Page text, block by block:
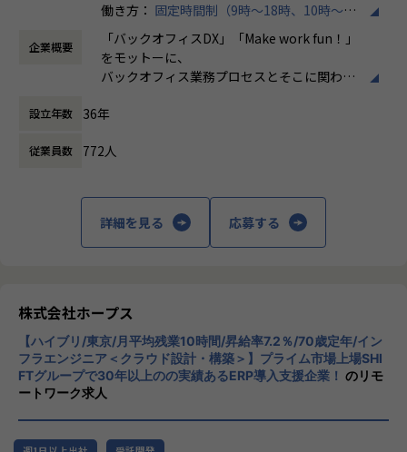
としています。
「ヒトが元気になれば、ビジネスも活性化する。」
HOPESはヒトが何をすべきかを追求し、ITの力で “働くを
もっと楽しく” へリノベートすることで社会に貢献します。
当社はクラウドERPの構築・導入コンサルテーションを中
システムの開発を手がける会社です。
e3%83%88%e7%b4%b9%e4%bb%8b%e3%80%91dx%
e6%8e%a8%e9%80%b2%e3%81%ae%e6%9c%80%e
5%89%8d%e7%b7%9a%ef%bc%9a%e3%81%8a%e5%
ae%a2%e6%a7%98%e3%81%ae%e7%a4%be/
【業務の変更の範囲】
《具体的な業務内容》
・要件定義・基本設計・詳細設計
・Outsystemsを用いたアプリ開発・テスト
・API／外部システムとの連携
・顧客との要件整理・業務改善提案
【なぜホープスがするのか？】
解を得られにくい環境でした。
なかには、工場自体の競争力を失い、工場の規模縮小・閉
鎖から、工場に支えられた街自体が閑散となることも目の当
たりにしました。
このような悲劇を繰り返したくはありません。
働き方： 固定時間制（9時～18時、10時～19
時など）
時間外労働の有無： 有（月平均10時間）
休憩時間： 60分
企業概要
「バックオフィスDX」「Make work fun！」
をモットーに、
バックオフィス業務プロセスとそこに関わる
企業競争力を向上させることを使命としてい
チ開発やコンサルティングまで幅広いサービ
スを提供しています。クラウドERPやローコ
ード開発を柱とし、業務効率化やDX推進、経
CloudやOracle ERP Cloudなどを活用し、企
業の業務プロセスを最適化し、経営管理の強
化を図っています1。
社風/文化
ホープスは、若手社員が活躍できる環境で、
社内の風通しが良く、活気に満ちた雰囲気が
特徴です。多様性を重視し、様々な国籍や背
設立年数 36年
従業員数 772人
詳細を見る 応募する
株式会社ホープス
【ハイブリ/東京/月平均残業10時間/昇給率7.2％/70歳定年/イン
フラエンジニア＜クラウド設計・構築＞】プライム市場上場SHI
FTグループで30年以上のの実績あるERP導入支援企業！ のリモ
ートワーク求人